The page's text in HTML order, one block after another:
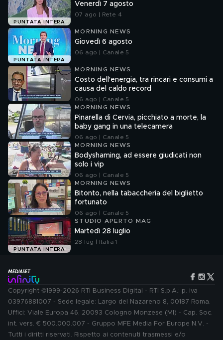
PUNTATA INTERA
Venerdì 7 agosto
07 ago | Rete 4
PUNTATA INTERA
MORNING NEWS
Giovedì 6 agosto
06 ago | Canale 5
MORNING NEWS
Costo dell'energia, tra rincari e consumi a
causa del caldo record
06 ago | Canale 5
MORNING NEWS
Pinarella di Cervia, picchiato a morte, la
baby gang in una telecamera
06 ago | Canale 5
MORNING NEWS
Bodyshaming, ad essere giudicati non
solo i vip
06 ago | Canale 5
MORNING NEWS
Bitonto, nella tabaccheria del biglietto
fortunato
06 ago | Canale 5
PUNTATA INTERA
STUDIO APERTO MAG
Martedì 28 luglio
28 lug | Italia 1
Copyright ©1999-2026 RTI Business Digital - RTI S.p.A.: p. iva
03976881007 - Sede legale: Largo del Nazareno 8, 00187 Roma.
Uffici: Viale Europa 46, 20093 Cologno Monzese (MI) - Cap. Soc.
int. vers. € 500.000.007 - Gruppo MFE Media For Europe N.V. -
Tutti i diritti riservati. Rispetto ai contenuti trasmessi e/o